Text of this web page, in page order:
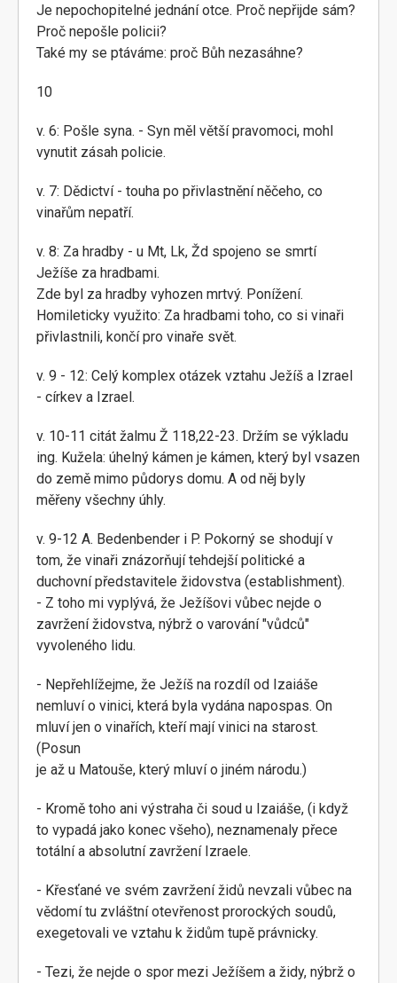
Je nepochopitelné jednání otce. Proč nepřijde sám?
Proč nepošle policii?
Také my se ptáváme: proč Bůh nezasáhne?
10
v. 6: Pošle syna. - Syn měl větší pravomoci, mohl
vynutit zásah policie.
v. 7: Dědictví - touha po přivlastnění něčeho, co
vinařům nepatří.
v. 8: Za hradby - u Mt, Lk, Žd spojeno se smrtí
Ježíše za hradbami.
Zde byl za hradby vyhozen mrtvý. Ponížení.
Homileticky využito: Za hradbami toho, co si vinaři
přivlastnili, končí pro vinaře svět.
v. 9 - 12: Celý komplex otázek vztahu Ježíš a Izrael
- církev a Izrael.
v. 10-11 citát žalmu Ž 118,22-23. Držím se výkladu
ing. Kužela: úhelný kámen je kámen, který byl vsazen
do země mimo půdorys domu. A od něj byly
měřeny všechny úhly.
v. 9-12 A. Bedenbender i P. Pokorný se shodují v
tom, že vinaři znázorňují tehdejší politické a
duchovní představitele židovstva (establishment).
- Z toho mi vyplývá, že Ježíšovi vůbec nejde o
zavržení židovstva, nýbrž o varování "vůdců"
vyvoleného lidu.
- Nepřehlížejme, že Ježíš na rozdíl od Izaiáše
nemluví o vinici, která byla vydána napospas. On
mluví jen o vinařích, kteří mají vinici na starost.
(Posun
je až u Matouše, který mluví o jiném národu.)
- Kromě toho ani výstraha či soud u Izaiáše, (i když
to vypadá jako konec všeho), neznamenaly přece
totální a absolutní zavržení Izraele.
- Křesťané ve svém zavržení židů nevzali vůbec na
vědomí tu zvláštní otevřenost prorockých soudů,
exegetovali ve vztahu k židům tupě právnicky.
- Tezi, že nejde o spor mezi Ježíšem a židy, nýbrž o